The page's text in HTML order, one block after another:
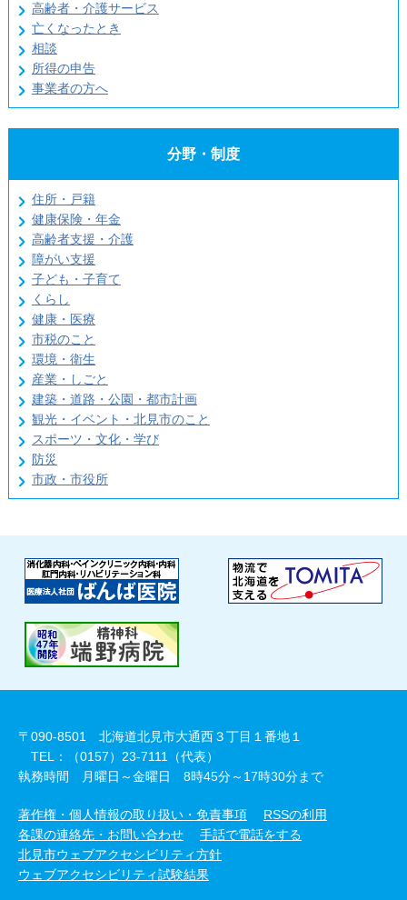
高齢者・介護サービス
亡くなったとき
相談
所得の申告
事業者の方へ
分野・制度
住所・戸籍
健康保険・年金
高齢者支援・介護
障がい支援
子ども・子育て
くらし
健康・医療
市税のこと
環境・衛生
産業・しごと
建築・道路・公園・都市計画
観光・イベント・北見市のこと
スポーツ・文化・学び
防災
市政・市役所
〒090-8501 北海道北見市大通西３丁目１番地１
TEL：（0157）23-7111（代表）
執務時間 月曜日～金曜日 8時45分～17時30分まで
著作権・個人情報の取り扱い・免責事項
RSSの利用
各課の連絡先・お問い合わせ
手話で電話をする
北見市ウェブアクセシビリティ方針
ウェブアクセシビリティ試験結果